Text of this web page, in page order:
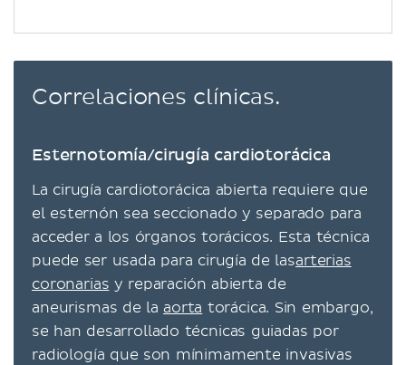
Correlaciones clínicas.
Esternotomía/cirugía cardiotorácica
La cirugía cardiotorácica abierta requiere que
el esternón sea seccionado y separado para
acceder a los órganos torácicos. Esta técnica
puede ser usada para cirugía de lasarterias
coronarias y reparación abierta de
aneurismas de la aorta torácica. Sin embargo,
se han desarrollado técnicas guiadas por
radiología que son mínimamente invasivas